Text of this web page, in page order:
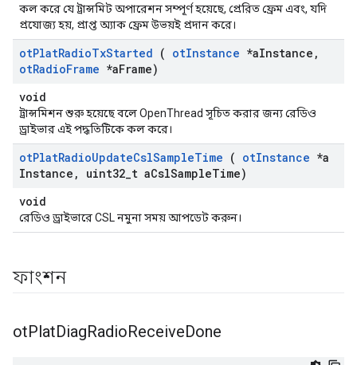
কল করে যে ট্রান্সমিট অপারেশন সম্পূর্ণ হয়েছে, প্রেরিত ফ্রেম এবং, যদি
প্রযোজ্য হয়, প্রাপ্ত অ্যাক ফ্রেম উভয়ই প্রদান করে।
otPlatRadioTxStarted ( otInstance *aInstance ,
otRadioFrame *aFrame)
void
ট্রান্সমিশন শুরু হয়েছে বলে OpenThread সূচিত করার জন্য রেডিও
ড্রাইভার এই পদ্ধতিটিকে কল করে।
otPlatRadioUpdateCslSampleTime ( otInstance *a
Instance , uint32 t aCslSampleTime)
void
রেডিও ড্রাইভারে CSL নমুনা সময় আপডেট করুন।
ফাংশন
otPlatDiagRadioReceiveDone